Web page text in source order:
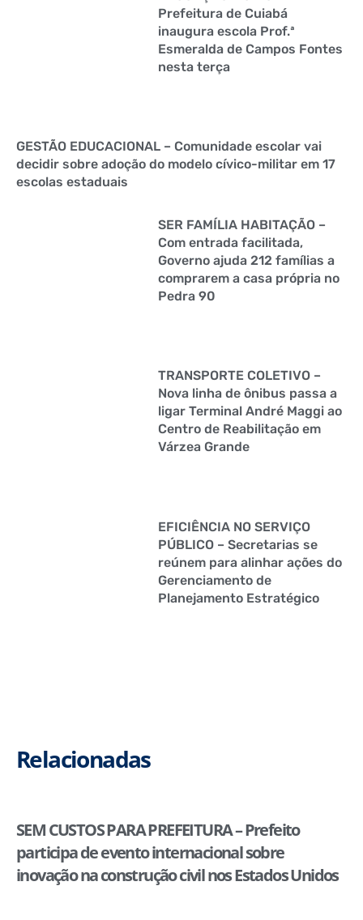
Prefeitura de Cuiabá
inaugura escola Prof.ª
Esmeralda de Campos Fontes
nesta terça
GESTÃO EDUCACIONAL – Comunidade escolar vai
decidir sobre adoção do modelo cívico-militar em 17
escolas estaduais
SER FAMÍLIA HABITAÇÃO –
Com entrada facilitada,
Governo ajuda 212 famílias a
comprarem a casa própria no
Pedra 90
TRANSPORTE COLETIVO –
Nova linha de ônibus passa a
ligar Terminal André Maggi ao
Centro de Reabilitação em
Várzea Grande
EFICIÊNCIA NO SERVIÇO
PÚBLICO – Secretarias se
reúnem para alinhar ações do
Gerenciamento de
Planejamento Estratégico
Relacionadas
SEM CUSTOS PARA PREFEITURA – Prefeito
participa de evento internacional sobre
inovação na construção civil nos Estados Unidos